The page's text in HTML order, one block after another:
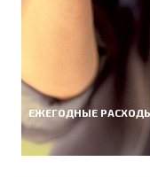
ЕЖЕГОДНЫЕ